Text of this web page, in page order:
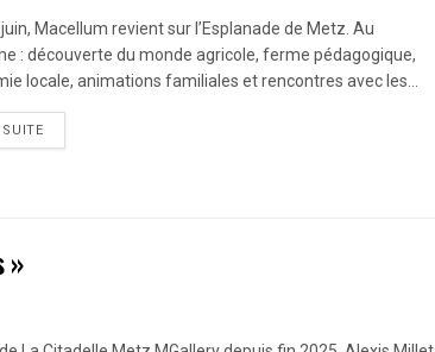
juin, Macellum revient sur l’Esplanade de Metz. Au
: découverte du monde agricole, ferme pédagogique,
locale, animations familiales et rencontres avec les...
»